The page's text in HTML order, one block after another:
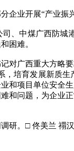
业开展“产业振
中煤广西防城
困难。
广西重大方略要
，培育发展新质
和项目单位安全
和问题，为企业
研。□ 佟美兰 禤